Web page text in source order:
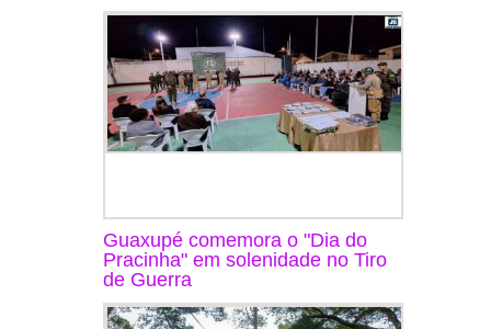
Guaxupé comemora o "Dia do
Pracinha" em solenidade no Tiro
de Guerra